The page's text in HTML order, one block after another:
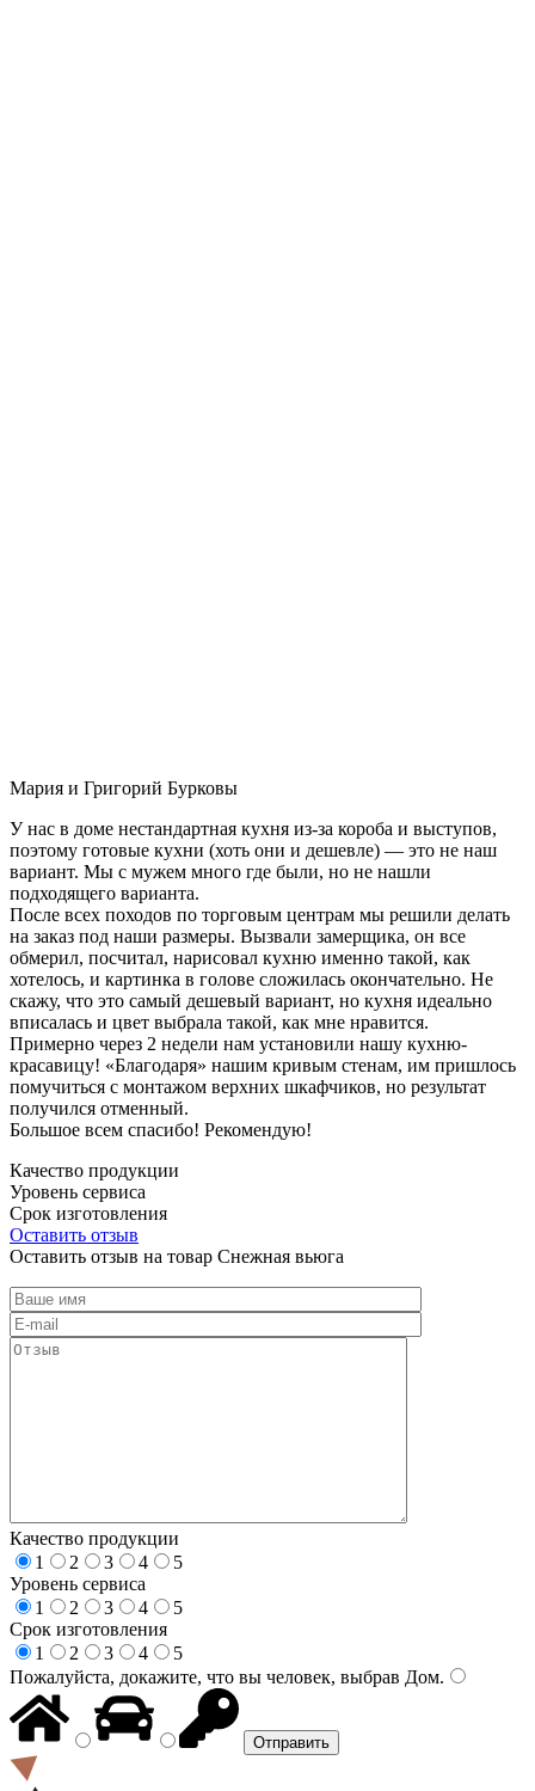
Мария и Григорий Бурковы
У нас в доме нестандартная кухня из-за короба и выступов,
поэтому готовые кухни (хоть они и дешевле) — это не наш
вариант. Мы с мужем много где были, но не нашли
подходящего варианта.
После всех походов по торговым центрам мы решили делать
на заказ под наши размеры. Вызвали замерщика, он все
обмерил, посчитал, нарисовал кухню именно такой, как
хотелось, и картинка в голове сложилась окончательно. Не
скажу, что это самый дешевый вариант, но кухня идеально
вписалась и цвет выбрала такой, как мне нравится.
Примерно через 2 недели нам установили нашу кухню-
красавицу! «Благодаря» нашим кривым стенам, им пришлось
помучиться с монтажом верхних шкафчиков, но результат
получился отменный.
Большое всем спасибо! Рекомендую!
Качество продукции
Уровень сервиса
Срок изготовления
Оставить отзыв
Оставить отзыв на товар Снежная вьюга
Качество продукции
1
2 3 4
5
Уровень сервиса
1
2 3 4
5
Срок изготовления
1
2 3 4
5
Пожалуйста, докажите, что вы человек, выбрав Дом.